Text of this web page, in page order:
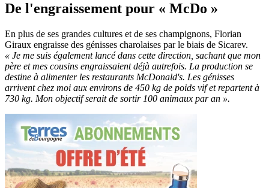
De l'engraissement pour « McDo »
En plus de ses grandes cultures et de ses champignons, Florian
Giraux engraisse des génisses charolaises par le biais de Sicarev.
« Je me suis également lancé dans cette direction, sachant que mon
père et mes cousins engraissaient déjà autrefois. La production se
destine à alimenter les restaurants McDonald's. Les génisses
arrivent chez moi aux environs de 450 kg de poids vif et repartent à
730 kg. Mon objectif serait de sortir 100 animaux par an ».